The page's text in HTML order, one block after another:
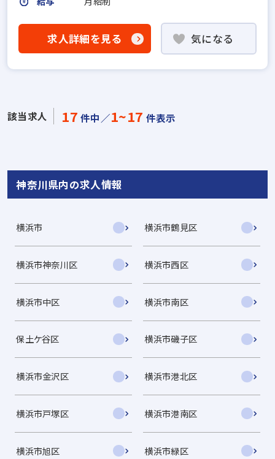
求人詳細を見る 気になる
該当求人 17 件中／1~17 件表示
神奈川県内の求人情報
横浜市 横浜市鶴見区
横浜市神奈川区 横浜市西区
横浜市中区 横浜市南区
保土ケ谷区 横浜市磯子区
横浜市金沢区 横浜市港北区
横浜市戸塚区 横浜市港南区
横浜市旭区 横浜市緑区